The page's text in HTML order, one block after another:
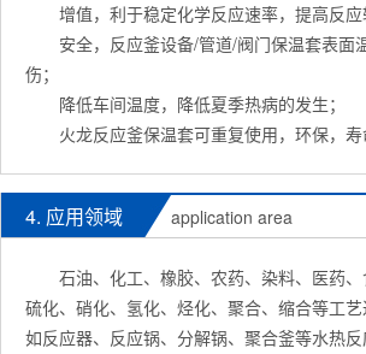
增值，利于稳定化学反应速率，提高反应
安全，反应釜设备/管道/阀门保温套表面
伤；
降低车间温度，降低夏季热病的发生；
火龙反应釜保温套可重复使用，环保，寿
4. 应用领域 application area
石油、化工、橡胶、农药、染料、医药、
硫化、硝化、氢化、烃化、聚合、缩合等工
如反应器、反应锅、分解锅、聚合釜等水热